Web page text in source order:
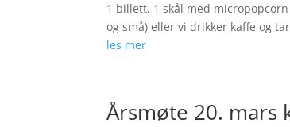
1 billett, 1 skål med
og små) eller vi drikker kaffe og
les mer
Årsmøte 20. mars